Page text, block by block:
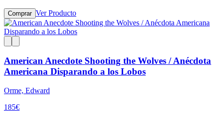
Comprar Ver Producto
American Anecdote Shooting the Wolves / Anécdota
Americana Disparando a los Lobos
Orme, Edward
185€